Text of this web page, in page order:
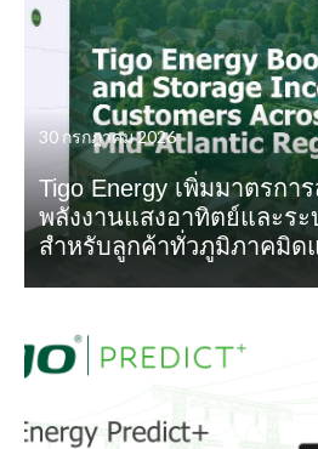
30 กรกฎาคม 2026
Tigo Energy เพิ่มมาตรกา
พลังงานแสงอาทิตย์และระ
สำหรับลูกค้าทั่วภูมิภาคมิด